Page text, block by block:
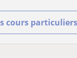
cours particuliers